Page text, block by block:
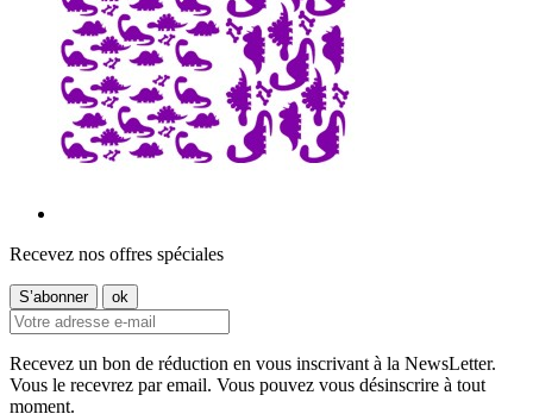
Recevez nos offres spéciales
Recevez un bon de réduction en vous inscrivant à la NewsLetter.
Vous le recevrez par email. Vous pouvez vous désinscrire à tout
moment.